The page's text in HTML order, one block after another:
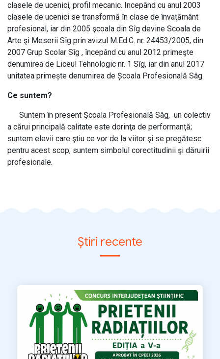
clasele de ucenici, profil mecanic. Incepând cu anul 2003
clasele de ucenici se transformă în clase de învaţământ
profesional, iar din 2005 şcoala din Sîg devine Scoala de
Arte şi Meserii Sîg prin avizul M.Ed.C. nr. 24453/2005, din
2007 Grup Scolar Sîg , începând cu anul 2012 primeşte
denumirea de Liceul Tehnologic nr. 1 Sîg, iar din anul 2017
unitatea primește denumirea de Școala Profesională Sâg.
Ce suntem?
Suntem în present Şcoala Profesională Sâg, un colectiv
a cărui principală calitate este dorinţa de performanţă;
suntem elevii care ştiu ce vor de la viitor şi se pregătesc
pentru acest scop; suntem simbolul corectitudinii şi dăruirii
profesionale.
Știri recente